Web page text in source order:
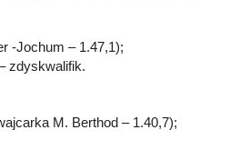
-Jochum – 1.47,1);
zdyskwalifik.
M. Berthod – 1.40,7);